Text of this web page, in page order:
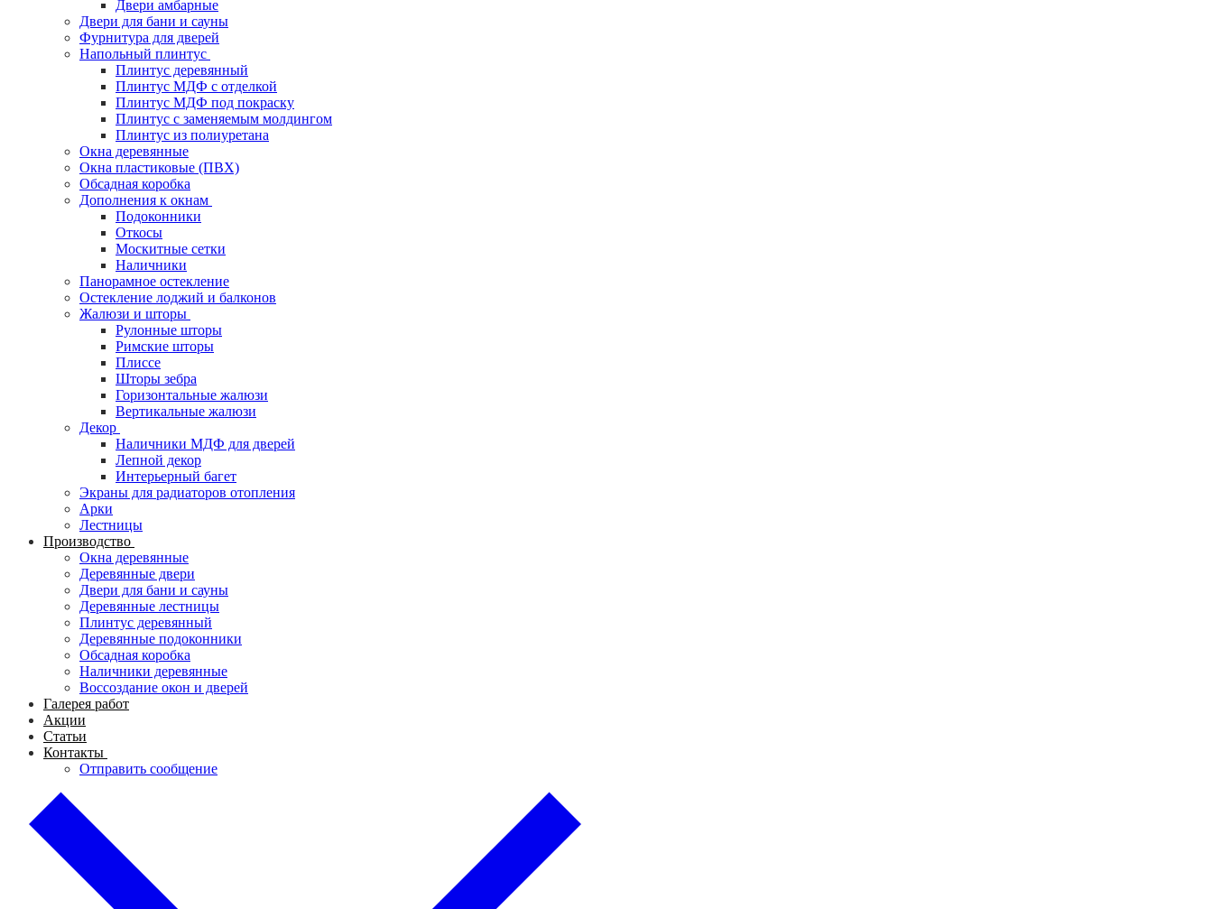
Двери амбарные
Двери для бани и сауны
Фурнитура для дверей
Напольный плинтус
Плинтус деревянный
Плинтус МДФ с отделкой
Плинтус МДФ под покраску
Плинтус с заменяемым молдингом
Плинтус из полиуретана
Окна деревянные
Окна пластиковые (ПВХ)
Обсадная коробка
Дополнения к окнам
Подоконники
Откосы
Москитные сетки
Наличники
Панорамное остекление
Остекление лоджий и балконов
Жалюзи и шторы
Рулонные шторы
Римские шторы
Плиссе
Шторы зебра
Горизонтальные жалюзи
Вертикальные жалюзи
Декор
Наличники МДФ для дверей
Лепной декор
Интерьерный багет
Экраны для радиаторов отопления
Арки
Лестницы
Производство
Окна деревянные
Деревянные двери
Двери для бани и сауны
Деревянные лестницы
Плинтус деревянный
Деревянные подоконники
Обсадная коробка
Наличники деревянные
Воссоздание окон и дверей
Галерея работ
Акции
Статьи
Контакты
Отправить сообщение